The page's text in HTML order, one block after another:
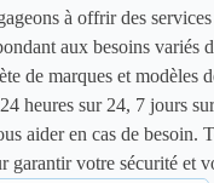
à offrir des
aux besoins variés
de marques et modèles
heures sur 24, 7 jours
aider en cas de besoin.
garantir votre sécurité et